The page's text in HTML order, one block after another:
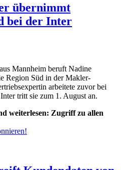
übernimmt
bei der Inter
Mannheim beruft Nadine
Region Süd in der Makler-
arbeitete zuvor bei
tritt sie zum 1. August an.
weiterlesen: Zugriff zu allen